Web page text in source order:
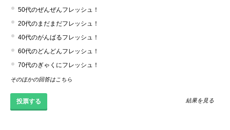
50代のぜんぜんフレッシュ！
20代のまだまだフレッシュ！
40代のがんばるフレッシュ！
60代のどんどんフレッシュ！
70代のぎゃくにフレッシュ！
そのほかの回答はこちら
結果を見る